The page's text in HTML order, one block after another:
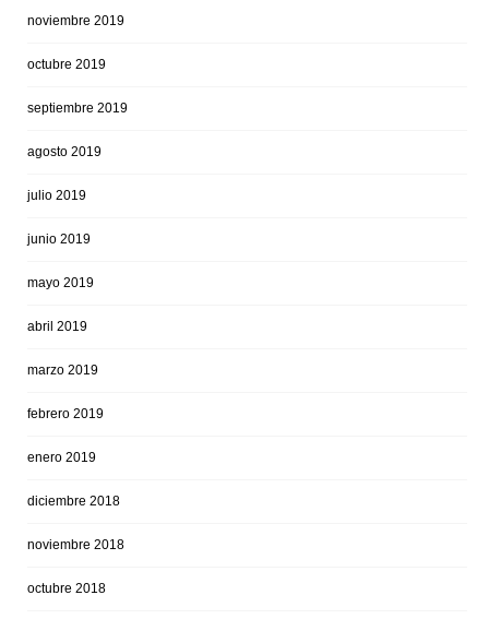
noviembre 2019
octubre 2019
septiembre 2019
agosto 2019
julio 2019
junio 2019
mayo 2019
abril 2019
marzo 2019
febrero 2019
enero 2019
diciembre 2018
noviembre 2018
octubre 2018